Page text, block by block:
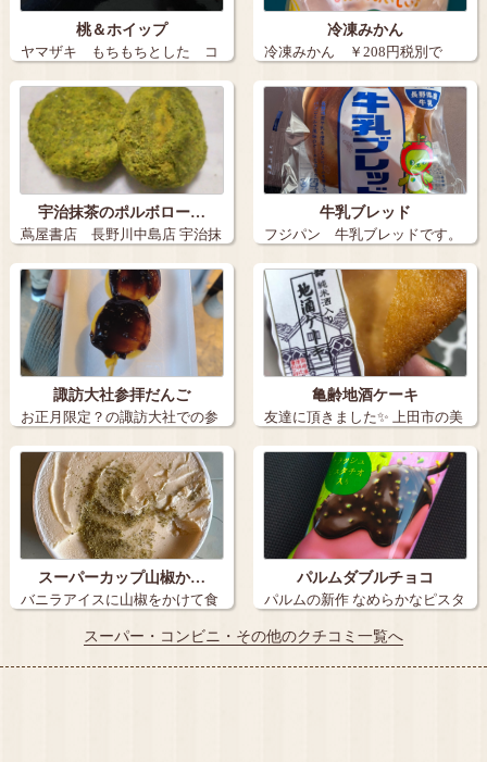
桃＆ホイップ
ヤマザキ もちもちとした コ
ッペパン …
冷凍みかん
冷凍みかん ￥208円税別で
す。…
宇治抹茶のポルボロー…
蔦屋書店 長野川中島店 宇治抹
茶のポル…
牛乳ブレッド
フジパン 牛乳ブレッドです。
…
諏訪大社参拝だんご
お正月限定？の諏訪大社での参
拝だんごです…
亀齢地酒ケーキ
友達に頂きました✨ 上田市の美
味しいお…
スーパーカップ山椒か…
バニラアイスに山椒をかけて食
パルムダブルチョコ
パルムの新作 なめらかなピスタ
チオアイ…
スーパー・コンビニ・その他のクチコミ一覧へ